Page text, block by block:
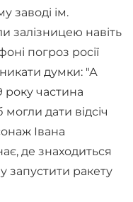
заводі ім.
залізницею навіть
погроз росії
думки: "А
року частина
могли дати відсіч
Івана
де знаходиться
запустити ракету